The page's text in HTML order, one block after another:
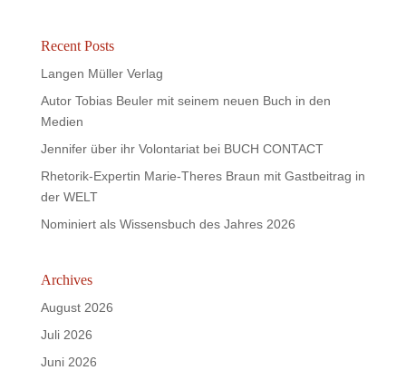
Recent Posts
Langen Müller Verlag
Autor Tobias Beuler mit seinem neuen Buch in den
Medien
Jennifer über ihr Volontariat bei BUCH CONTACT
Rhetorik-Expertin Marie-Theres Braun mit Gastbeitrag in
der WELT
Nominiert als Wissensbuch des Jahres 2026
Archives
August 2026
Juli 2026
Juni 2026